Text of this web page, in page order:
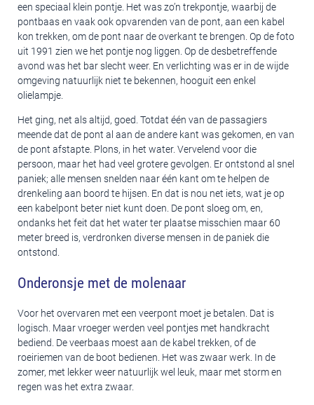
een speciaal klein pontje. Het was zo’n trekpontje, waarbij de
pontbaas en vaak ook opvarenden van de pont, aan een kabel
kon trekken, om de pont naar de overkant te brengen. Op de foto
uit 1991 zien we het pontje nog liggen. Op de desbetreffende
avond was het bar slecht weer. En verlichting was er in de wijde
omgeving natuurlijk niet te bekennen, hooguit een enkel
olielampje.
Het ging, net als altijd, goed. Totdat één van de passagiers
meende dat de pont al aan de andere kant was gekomen, en van
de pont afstapte. Plons, in het water. Vervelend voor die
persoon, maar het had veel grotere gevolgen. Er ontstond al snel
paniek; alle mensen snelden naar één kant om te helpen de
drenkeling aan boord te hijsen. En dat is nou net iets, wat je op
een kabelpont beter niet kunt doen. De pont sloeg om, en,
ondanks het feit dat het water ter plaatse misschien maar 60
meter breed is, verdronken diverse mensen in de paniek die
ontstond.
Onderonsje met de molenaar
Voor het overvaren met een veerpont moet je betalen. Dat is
logisch. Maar vroeger werden veel pontjes met handkracht
bediend. De veerbaas moest aan de kabel trekken, of de
roeiriemen van de boot bedienen. Het was zwaar werk. In de
zomer, met lekker weer natuurlijk wel leuk, maar met storm en
regen was het extra zwaar.